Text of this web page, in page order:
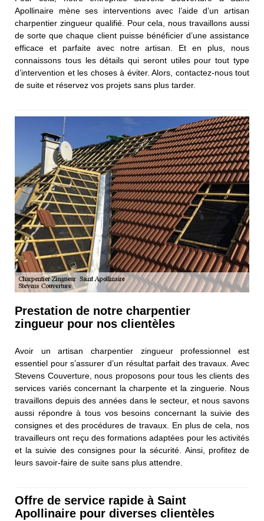
Apollinaire mène ses interventions avec l’aide d’un artisan
charpentier zingueur qualifié. Pour cela, nous travaillons aussi
de sorte que chaque client puisse bénéficier d’une assistance
efficace et parfaite avec notre artisan. Et en plus, nous
connaissons tous les détails qui seront utiles pour tout type
d’intervention et les choses à éviter. Alors, contactez-nous tout
de suite et réservez vos projets sans plus tarder.
Prestation de notre charpentier
zingueur pour nos clientèles
Avoir un artisan charpentier zingueur professionnel est
essentiel pour s’assurer d’un résultat parfait des travaux. Avec
Stevens Couverture, nous proposons pour tous les clients des
services variés concernant la charpente et la zinguerie. Nous
travaillons depuis des années dans le secteur, et nous savons
aussi répondre à tous vos besoins concernant la suivie des
consignes et des procédures de travaux. En plus de cela, nos
travailleurs ont reçu des formations adaptées pour les activités
et la suivie des consignes pour la sécurité. Ainsi, profitez de
leurs savoir-faire de suite sans plus attendre.
Offre de service rapide à Saint
Apollinaire pour diverses clientèles